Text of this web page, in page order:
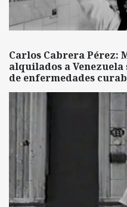
Carlos Cabrera Pérez:
alquilados a
de enfermedades